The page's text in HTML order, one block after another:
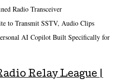
Radio Transceiver
to Transmit SSTV, Audio Clips
AI Copilot Built Specifically for
Relay League |